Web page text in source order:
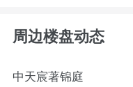
周边楼盘动态
中天宸著锦庭